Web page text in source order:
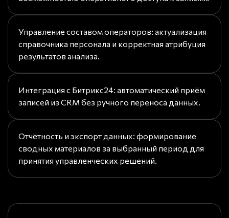
Управление составом операторов: актуализация
справочника персонала и корректная атрибуция
результатов анализа.
Интеграция с Битрикс24: автоматический приём
записей из CRM без ручного переноса данных.
Отчётность и экспорт данных: формирование
сводных материалов за выбранный период для
принятия управленческих решений.